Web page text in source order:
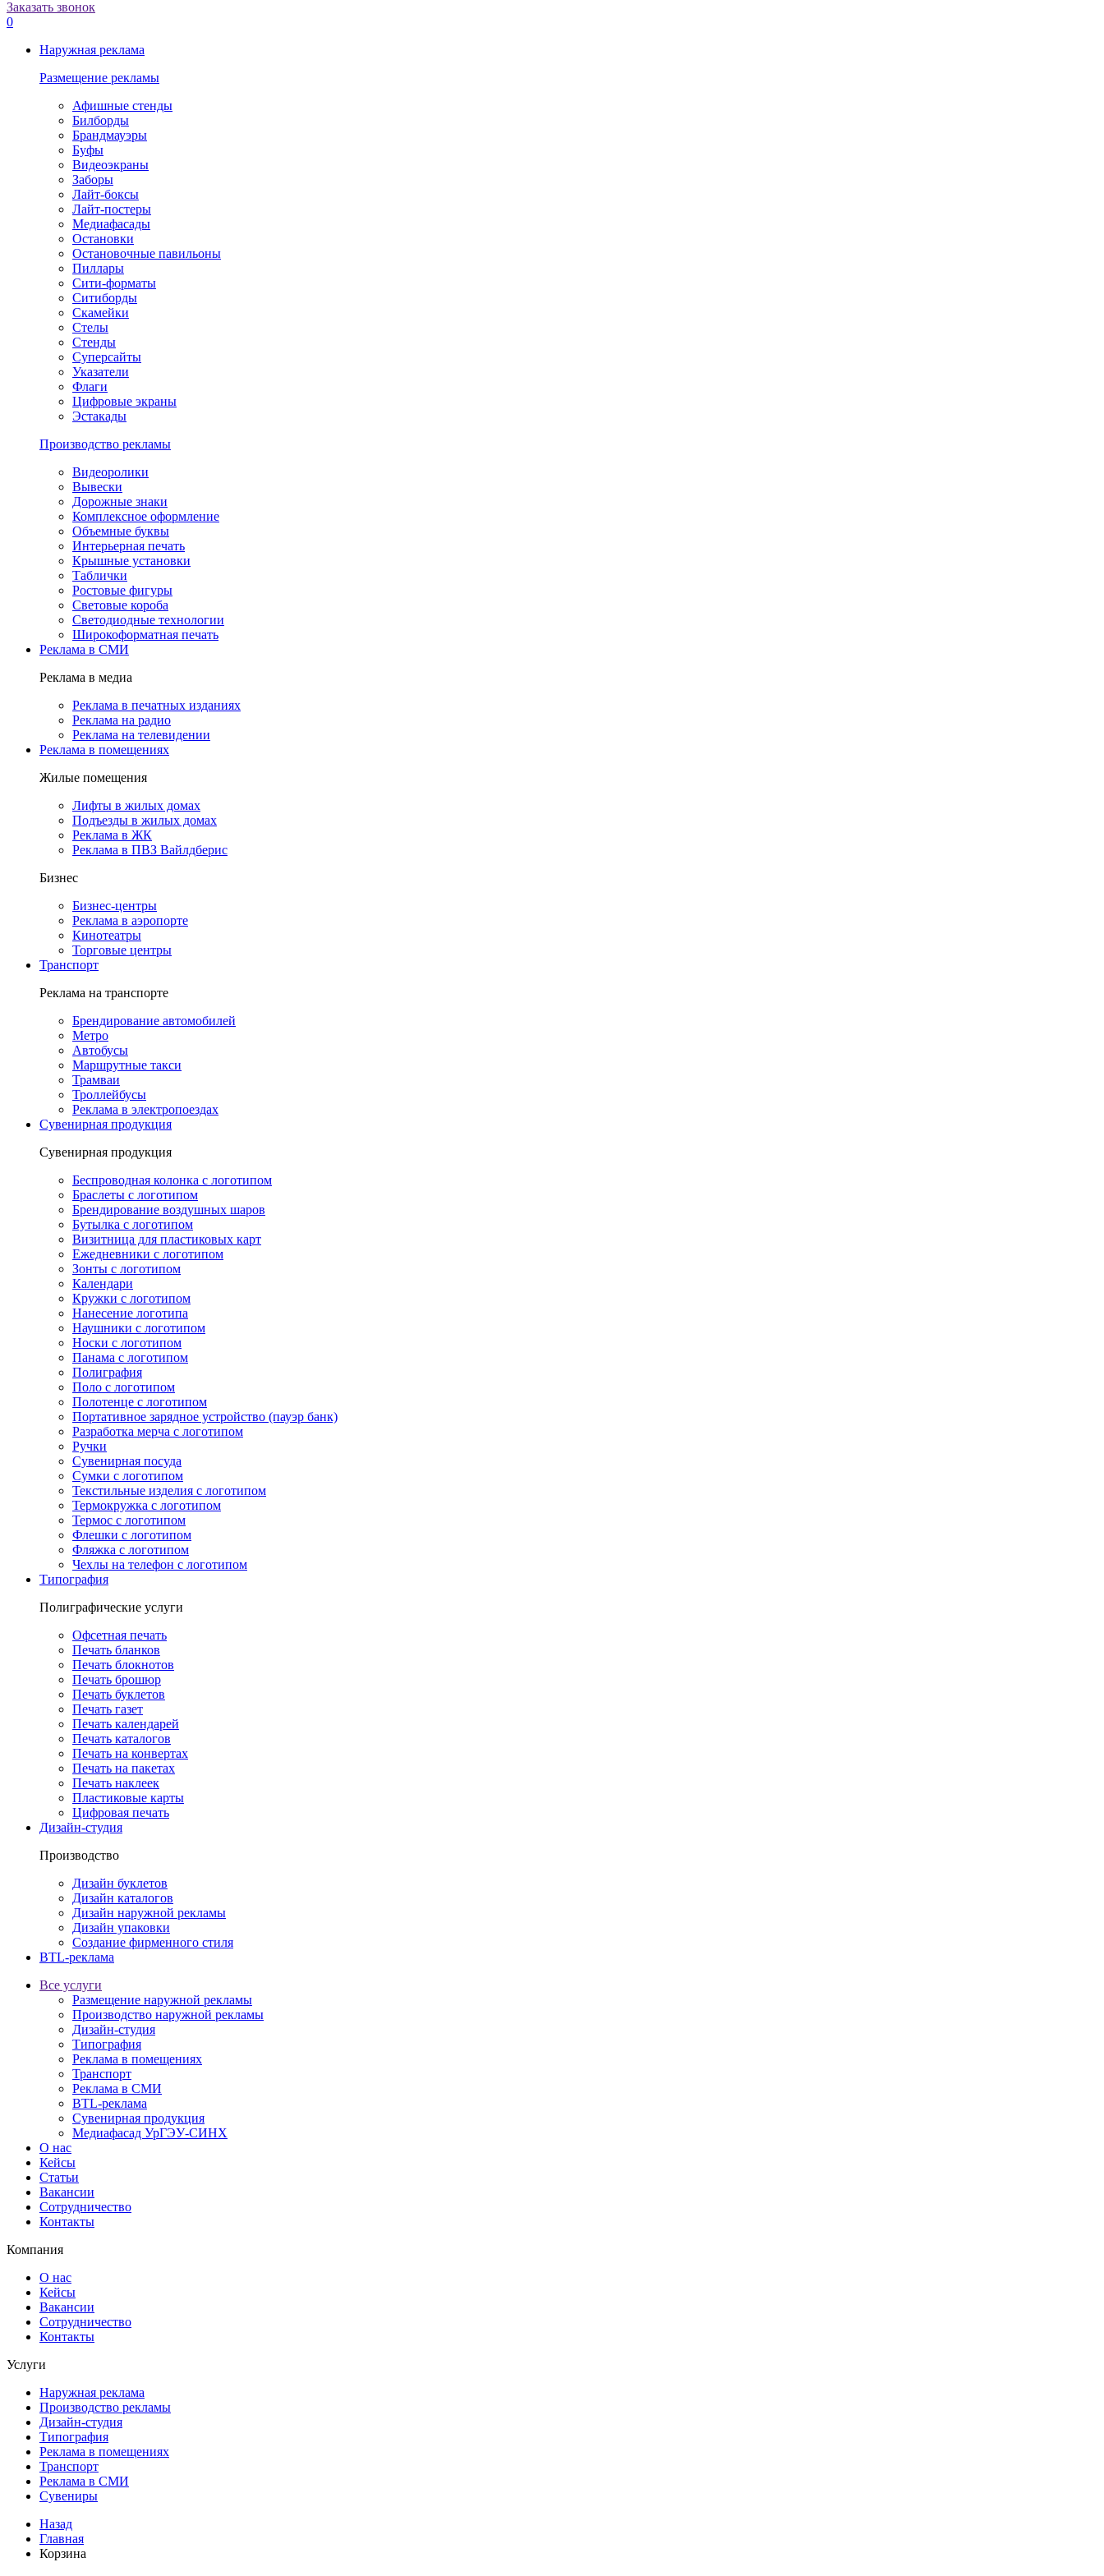
Заказать звонок
0
Наружная реклама
Размещение рекламы
Афишные стенды
Билборды
Брандмауэры
Буфы
Видеоэкраны
Заборы
Лайт-боксы
Лайт-постеры
Медиафасады
Остановки
Остановочные павильоны
Пиллары
Сити-форматы
Ситиборды
Скамейки
Стелы
Стенды
Суперсайты
Указатели
Флаги
Цифровые экраны
Эстакады
Производство рекламы
Видеоролики
Вывески
Дорожные знаки
Комплексное оформление
Объемные буквы
Интерьерная печать
Крышные установки
Таблички
Ростовые фигуры
Световые короба
Светодиодные технологии
Широкоформатная печать
Реклама в СМИ
Реклама в медиа
Реклама в печатных изданиях
Реклама на радио
Реклама на телевидении
Реклама в помещениях
Жилые помещения
Лифты в жилых домах
Подъезды в жилых домах
Реклама в ЖК
Реклама в ПВЗ Вайлдберис
Бизнес
Бизнес-центры
Реклама в аэропорте
Кинотеатры
Торговые центры
Транспорт
Реклама на транспорте
Брендирование автомобилей
Метро
Автобусы
Маршрутные такси
Трамваи
Троллейбусы
Реклама в электропоездах
Сувенирная продукция
Сувенирная продукция
Беспроводная колонка с логотипом
Браслеты с логотипом
Брендирование воздушных шаров
Бутылка с логотипом
Визитница для пластиковых карт
Ежедневники с логотипом
Зонты с логотипом
Календари
Кружки с логотипом
Нанесение логотипа
Наушники с логотипом
Носки с логотипом
Панама с логотипом
Полиграфия
Поло с логотипом
Полотенце с логотипом
Портативное зарядное устройство (пауэр банк)
Разработка мерча с логотипом
Ручки
Сувенирная посуда
Сумки с логотипом
Текстильные изделия с логотипом
Термокружка с логотипом
Термос с логотипом
Флешки с логотипом
Фляжка с логотипом
Чехлы на телефон с логотипом
Типография
Полиграфические услуги
Офсетная печать
Печать бланков
Печать блокнотов
Печать брошюр
Печать буклетов
Печать газет
Печать календарей
Печать каталогов
Печать на конвертах
Печать на пакетах
Печать наклеек
Пластиковые карты
Цифровая печать
Дизайн-студия
Производство
Дизайн буклетов
Дизайн каталогов
Дизайн наружной рекламы
Дизайн упаковки
Создание фирменного стиля
BTL-реклама
Все услуги
Размещение наружной рекламы
Производство наружной рекламы
Дизайн-студия
Типография
Реклама в помещениях
Транспорт
Реклама в СМИ
BTL-реклама
Сувенирная продукция
Медиафасад УрГЭУ-СИНХ
О нас
Кейсы
Статьи
Вакансии
Сотрудничество
Контакты
Компания
О нас
Кейсы
Вакансии
Сотрудничество
Контакты
Услуги
Наружная реклама
Производство рекламы
Дизайн-студия
Типография
Реклама в помещениях
Транспорт
Реклама в СМИ
Сувениры
Назад
Главная
Корзина